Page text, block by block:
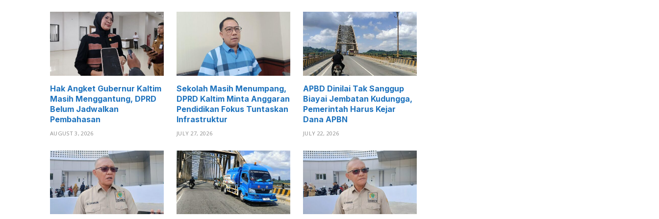
Hak Angket Gubernur Kaltim
Masih Menggantung, DPRD
Belum Jadwalkan
Pembahasan
AUGUST 3, 2026
Sekolah Masih Menumpang,
DPRD Kaltim Minta Anggaran
Pendidikan Fokus Tuntaskan
Infrastruktur
JULY 27, 2026
APBD Dinilai Tak Sanggup
Biayai Jembatan Kudungga,
Pemerintah Harus Kejar
Dana APBN
JULY 22, 2026